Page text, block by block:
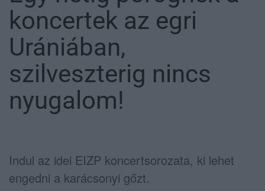
koncertek az egri
Urániában,
szilveszterig nincs
nyugalom!
Indul az idei EIZP koncertsorozata, ki lehet
engedni a karácsonyi gőzt.